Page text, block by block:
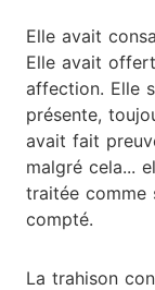
Elle avait
Elle avait
affection. Elle
présente,
avait fait
malgré cela...
traitée comme
compté.
La trahison